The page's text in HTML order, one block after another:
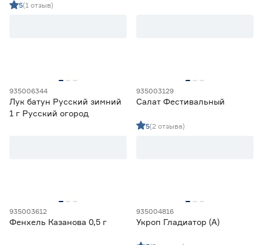
5(1 отзыв)
935006344
Лук батун Русский зимний
1 г Русский огород
935003129
Салат Фестивальный
5(2 отзыва)
935003612
Фенхель Казанова 0,5 г
935004816
Укроп Гладиатор (А)